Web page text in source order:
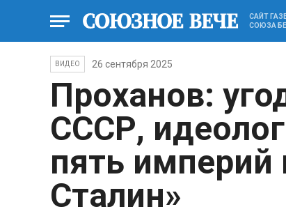
САЙТ
СОЮЗА
ВИДЕО 26 сентября 2025
Проханов:
СССР,
пять империй
Сталин»